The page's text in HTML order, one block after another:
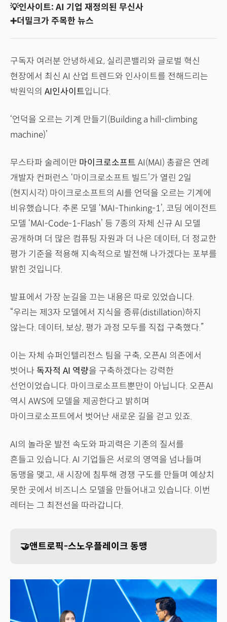
💡인사이트: AI 기업 재정의된 무신사
➕더밀크가 주목한 뉴스
구독자 여러분 안녕하세요, 실리콘밸리와 글로벌 혁신
현장에서 최신 AI 산업 트렌드와 인사이트를 전해드리는
박원익의 AI인사이트입니다.
‘언덕을 오르는 기계 만들기(Building a hill-climbing
machine)’
무스타파 술레이만 마이크로소프트 AI(MAI) 총괄은 연례
개발자 컨퍼런스 ‘마이크로소프트 빌드’가 열린 2일
(현지시각) 마이크로소프트의 AI를 언덕을 오르는 기계에
비유했습니다. 추론 모델 ‘MAI-Thinking-1’, 코딩 에이전트
모델 ‘MAI-Code-1-Flash’ 등 7종의 자체 신규 AI 모델
공개하며 더 많은 컴퓨팅 자원과 더 나은 데이터, 더 정교한
평가 기준을 적용해 지속적으로 발전해 나가겠다는 포부를
밝힌 것입니다.
발표에서 가장 눈길을 끄는 내용은 따로 있었습니다.
“우리는 제3자 모델에서 지식을 증류(distillation)하지
않는다. 데이터, 보상, 평가 과정 모두를 직접 구축했다.”
이는 자체 슈퍼인텔리전스 팀을 구축, 오픈AI 의존에서
벗어나 독자적 AI 역량을 구축하겠다는 강력한
선언이었습니다. 마이크로소프트뿐만이 아닙니다. 오픈AI
역시 AWS에 모델을 제공한다고 밝히며
마이크로소프트에서 벗어난 새로운 길을 걷고 있죠.
AI의 놀라운 발전 속도와 파괴력은 기존의 질서를
흔들고 있습니다. AI 기업들은 서로의 영역을 넘나들며
동맹을 맺고, 새 시장에 침투해 경쟁 구도를 만들며 예상치
못한 곳에서 비즈니스 모델을 만들어내고 있습니다. 이번
레터는 그 최전선을 따라갑니다.
🤝앤트로픽-스노우플레이크 동맹